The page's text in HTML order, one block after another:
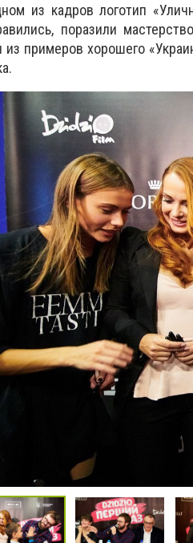
из кадров логотип
поразили
из примеров хорошего